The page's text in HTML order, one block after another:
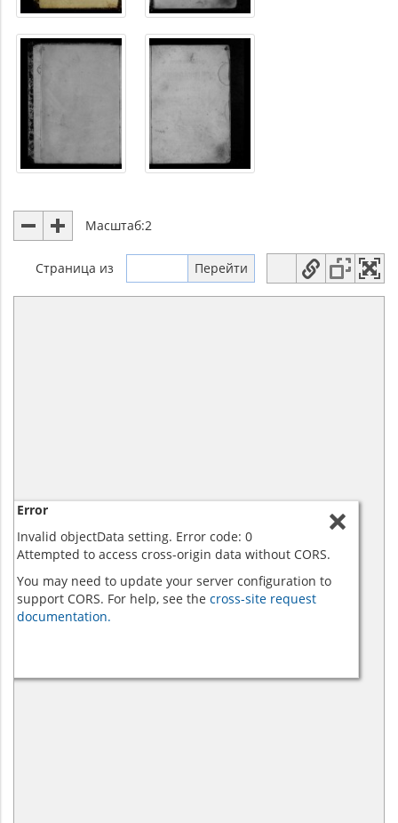
Масштаб:2
Страница из
Error
Invalid objectData setting. Error code: 0
Attempted to access cross-origin data without CORS.
You may need to update your server configuration to
support CORS. For help, see the cross-site request
documentation.